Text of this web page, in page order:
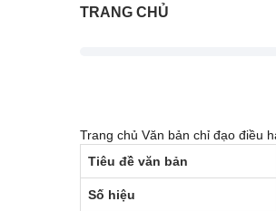
TRANG CHỦ
Trang chủ Văn bản chỉ đạo điều
Tiêu đề văn bản
Số hiệu